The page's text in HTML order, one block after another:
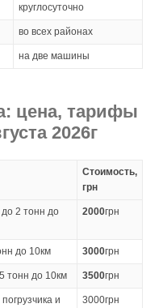
круглосуточно
во всех районах
на две машины
цена, тарифы
2026г
Стоимость,
грн
до 2 тонн до
2000грн
до 10км 3000грн
тонн до 10км 3500грн
и
3000грн